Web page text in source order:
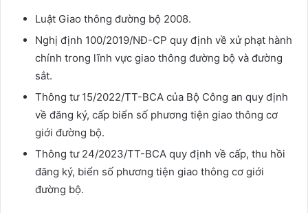
Luật Giao thông đường bộ 2008.
Nghị định 100/2019/NĐ-CP quy định về xử phạt hành
chính trong lĩnh vực giao thông đường bộ và đường
sắt.
Thông tư 15/2022/TT-BCA của Bộ Công an quy định
về đăng ký, cấp biển số phương tiện giao thông cơ
giới đường bộ.
Thông tư 24/2023/TT-BCA quy định về cấp, thu hồi
đăng ký, biển số phương tiện giao thông cơ giới
đường bộ.